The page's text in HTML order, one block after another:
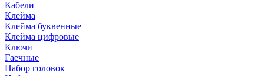
Кабели
Клейма
Клейма буквенные
Клейма цифровые
Ключи
Гаечные
Набор головок